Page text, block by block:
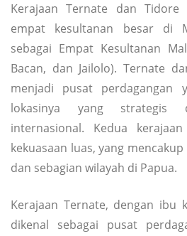
Kerajaan Ternate dan
empat kesultanan besar di
sebagai Empat Kesultanan
Bacan, dan Jailolo). Ternate
menjadi pusat perdagangan
lokasinya yang strategis
internasional. Kedua
kekuasaan luas, yang
dan sebagian wilayah di Papua.
Kerajaan Ternate, dengan ibu
dikenal sebagai pusat